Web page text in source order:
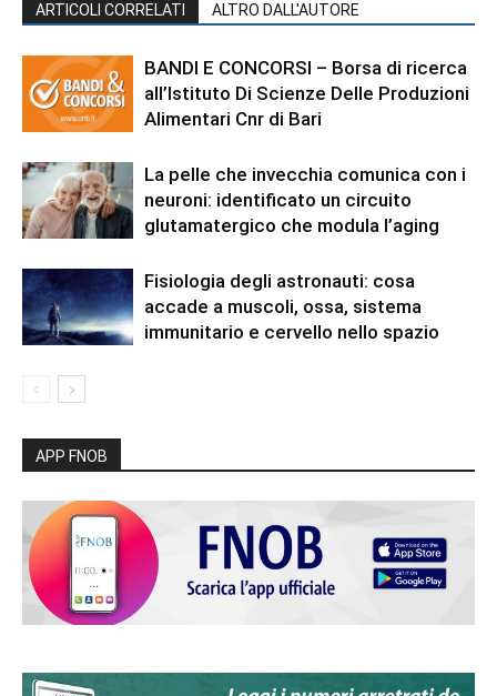
ARTICOLI CORRELATI ALTRO DALL'AUTORE
BANDI E CONCORSI – Borsa di ricerca
all’Istituto Di Scienze Delle Produzioni
Alimentari Cnr di Bari
La pelle che invecchia comunica con i
neuroni: identificato un circuito
glutamatergico che modula l’aging
Fisiologia degli astronauti: cosa
accade a muscoli, ossa, sistema
immunitario e cervello nello spazio
APP FNOB